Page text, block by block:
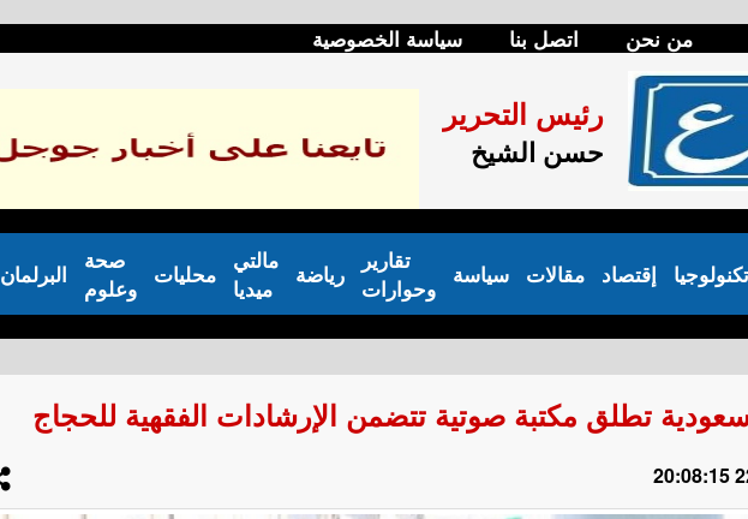
من نحن اتصل بنا سياسة الخصوصية
رئيس التحرير
حسن الشيخ
البرلمان
صحة
وعلوم
محليات
مالتي
ميديا
رياضة
تقارير
وحوارات
سياسة مقالات إقتصاد تكنولوجيا
تطلق مكتبة صوتية تتضمن الإرشادات الفقهية للحجاج